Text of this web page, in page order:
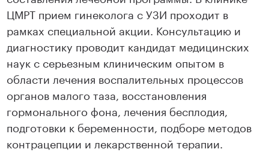
ЦМРТ прием гинеколога с УЗИ проходит в
рамках специальной акции. Консультацию и
диагностику проводит кандидат медицинских
наук с серьезным клиническим опытом в
области лечения воспалительных процессов
органов малого таза, восстановления
гормонального фона, лечения бесплодия,
подготовки к беременности, подборе методов
контрацепции и лекарственной терапии.